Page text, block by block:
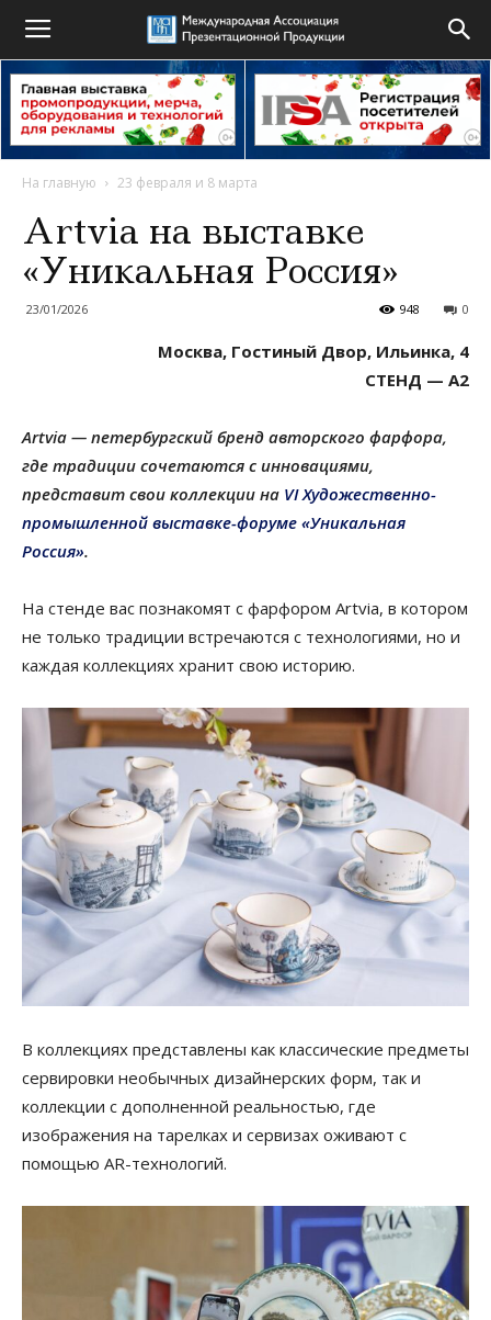
На главную 23 февраля и 8 марта
Artvia на выставке
«Уникальная Россия»
23/01/2026 0
948
Москва, Гостиный Двор, Ильинка, 4
СТЕНД — А2
Artvia — петербургский бренд авторского фарфора,
где традиции сочетаются с инновациями,
представит свои коллекции на VI Художественно-
промышленной выставке-форуме «Уникальная
Россия».
На стенде вас познакомят с фарфором Artvia, в котором
не только традиции встречаются с технологиями, но и
каждая коллекциях хранит свою историю.
В коллекциях представлены как классические предметы
сервировки необычных дизайнерских форм, так и
коллекции с дополненной реальностью, где
изображения на тарелках и сервизах оживают с
помощью AR-технологий.